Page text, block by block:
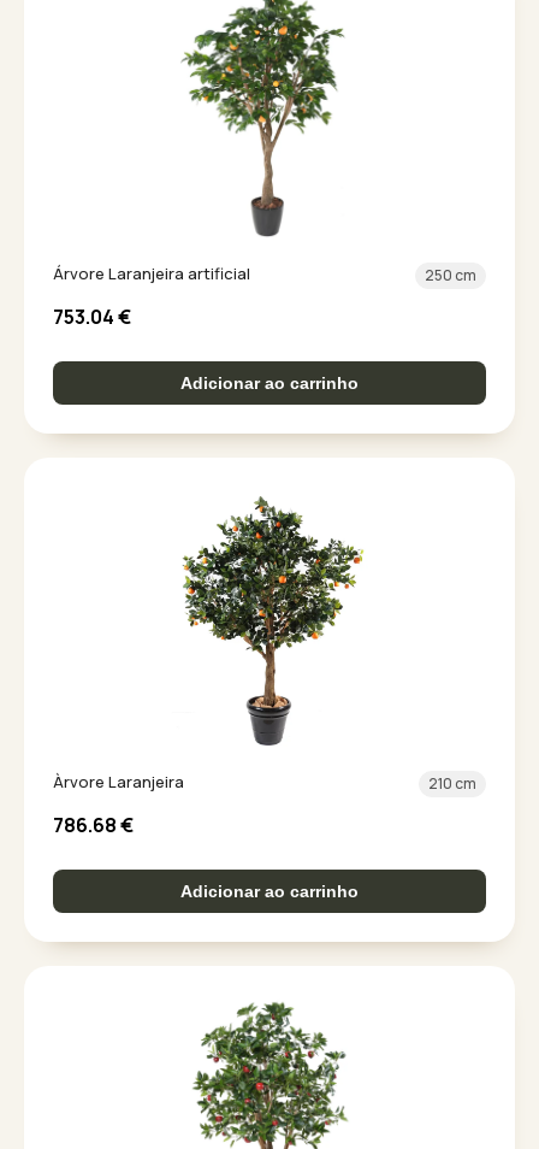
Árvore Laranjeira artificial 250 cm
753.04€
Adicionar ao carrinho
Àrvore Laranjeira 210 cm
786.68€
Adicionar ao carrinho